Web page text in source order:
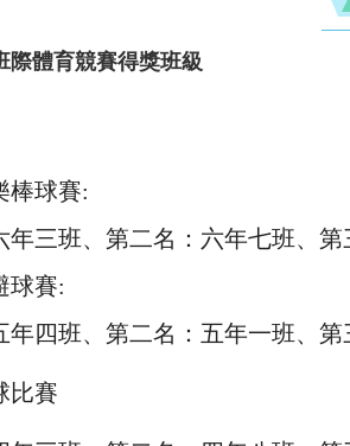
際體育競賽得獎班級
棒球賽:
年三班、第二名：六年七班、
球賽:
年四班、第二名：五年一班、
比賽